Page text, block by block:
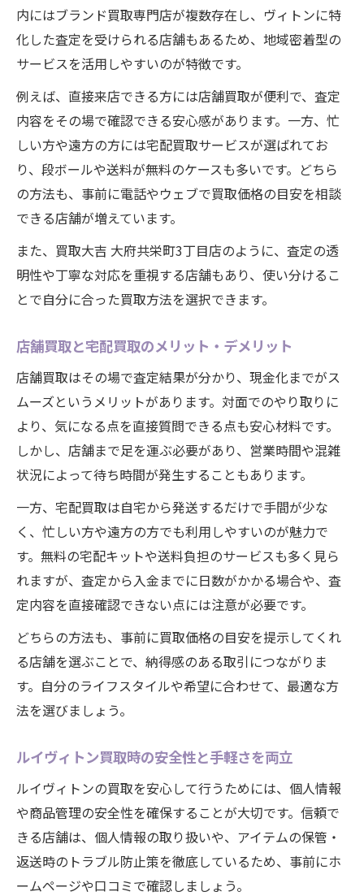
内にはブランド買取専門店が複数存在し、ヴィトンに特
化した査定を受けられる店舗もあるため、地域密着型の
サービスを活用しやすいのが特徴です。
例えば、直接来店できる方には店舗買取が便利で、査定
内容をその場で確認できる安心感があります。一方、忙
しい方や遠方の方には宅配買取サービスが選ばれてお
り、段ボールや送料が無料のケースも多いです。どちら
の方法も、事前に電話やウェブで買取価格の目安を相談
できる店舗が増えています。
また、買取大吉 大府共栄町3丁目店のように、査定の透
明性や丁寧な対応を重視する店舗もあり、使い分けるこ
とで自分に合った買取方法を選択できます。
店舗買取と宅配買取のメリット・デメリット
店舗買取はその場で査定結果が分かり、現金化までがス
ムーズというメリットがあります。対面でのやり取りに
より、気になる点を直接質問できる点も安心材料です。
しかし、店舗まで足を運ぶ必要があり、営業時間や混雑
状況によって待ち時間が発生することもあります。
一方、宅配買取は自宅から発送するだけで手間が少な
く、忙しい方や遠方の方でも利用しやすいのが魅力で
す。無料の宅配キットや送料負担のサービスも多く見ら
れますが、査定から入金までに日数がかかる場合や、査
定内容を直接確認できない点には注意が必要です。
どちらの方法も、事前に買取価格の目安を提示してくれ
る店舗を選ぶことで、納得感のある取引につながりま
す。自分のライフスタイルや希望に合わせて、最適な方
法を選びましょう。
ルイヴィトン買取時の安全性と手軽さを両立
ルイヴィトンの買取を安心して行うためには、個人情報
や商品管理の安全性を確保することが大切です。信頼で
きる店舗は、個人情報の取り扱いや、アイテムの保管・
返送時のトラブル防止策を徹底しているため、事前にホ
ームページや口コミで確認しましょう。